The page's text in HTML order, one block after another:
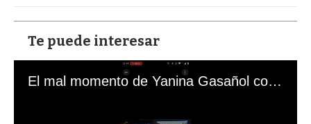
Te puede interesar
El mal momento de Yanina Gasañol con un hincha argentino en "Subrayado"